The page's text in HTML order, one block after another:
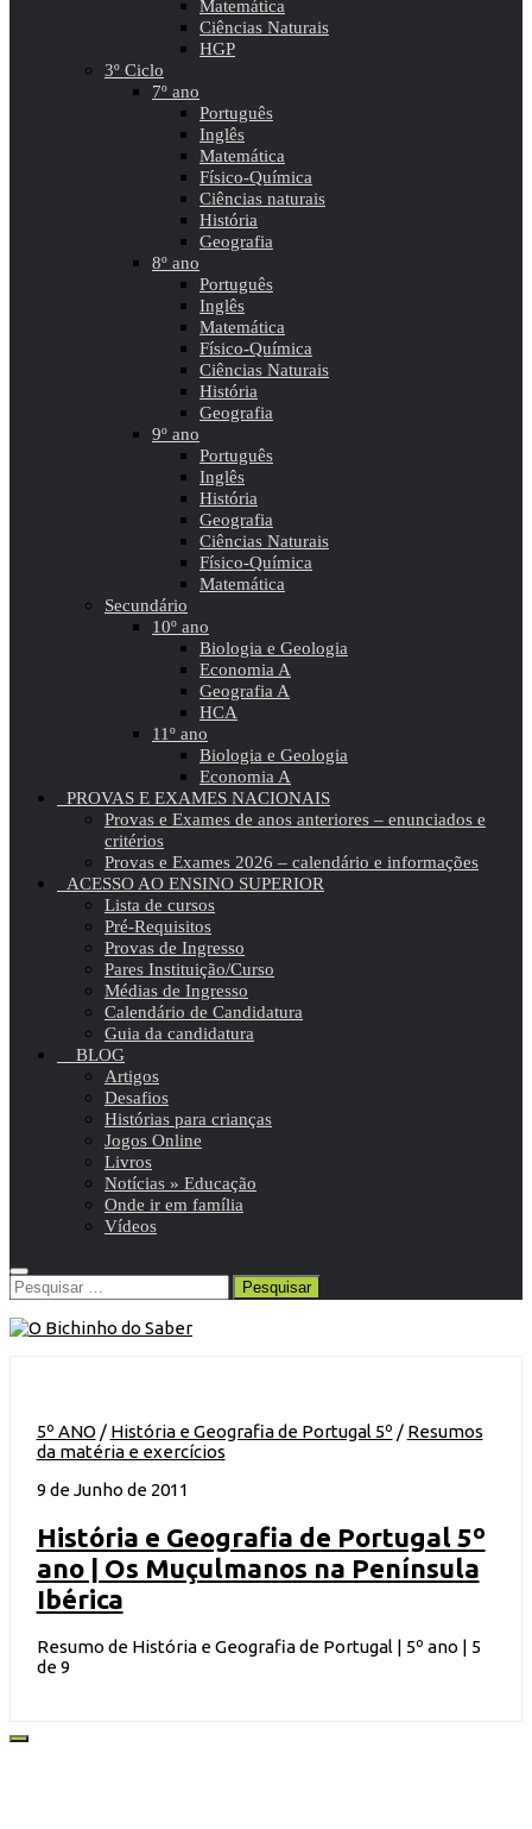
Matemática
Ciências Naturais
HGP
3º Ciclo
7º ano
Português
Inglês
Matemática
Físico-Química
Ciências naturais
História
Geografia
8º ano
Português
Inglês
Matemática
Físico-Química
Ciências Naturais
História
Geografia
9º ano
Português
Inglês
História
Geografia
Ciências Naturais
Físico-Química
Matemática
Secundário
10º ano
Biologia e Geologia
Economia A
Geografia A
HCA
11º ano
Biologia e Geologia
Economia A
PROVAS E EXAMES NACIONAIS
Provas e Exames de anos anteriores – enunciados e
critérios
Provas e Exames 2026 – calendário e informações
ACESSO AO ENSINO SUPERIOR
Lista de cursos
Pré-Requisitos
Provas de Ingresso
Pares Instituição/Curso
Médias de Ingresso
Calendário de Candidatura
Guia da candidatura
BLOG
Artigos
Desafios
Histórias para crianças
Jogos Online
Livros
Notícias » Educação
Onde ir em família
Vídeos
Pesquisar
por:
5º ANO / História e Geografia de Portugal 5º / Resumos
da matéria e exercícios
9 de Junho de 2011
História e Geografia de Portugal 5º
ano | Os Muçulmanos na Península
Ibérica
Resumo de História e Geografia de Portugal | 5º ano | 5
de 9